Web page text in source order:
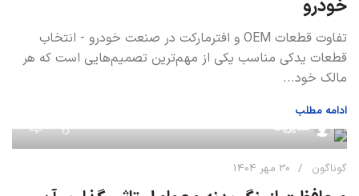
خودرو
تفاوت قطعات OEM و افترمارکت در صنعت خودرو - انتخاب
قطعات یدکی مناسب یکی از مهم‌ترین تصمیم‌هایی است که هر
مالک خود...
ادامه مطلب
مدیریت
گوناگون 30 مهر 1404